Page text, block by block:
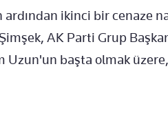
ardından ikinci bir cenaze
AK Parti Grup
Uzun'un başta olmak